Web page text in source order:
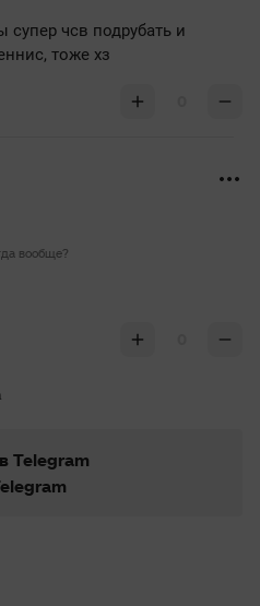
чсв подрубать и
тоже хз
вообще?
Telegram